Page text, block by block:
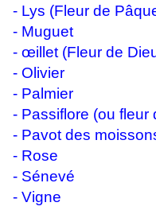
- Lys (Fleur de
- Muguet
- œillet (Fleur de
- Olivier
- Palmier
- Passiflore (ou fleur
- Pavot des
- Rose
- Sénevé
- Vigne